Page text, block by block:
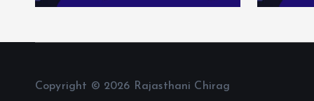
Copyright © 2026 Rajasthani Chirag